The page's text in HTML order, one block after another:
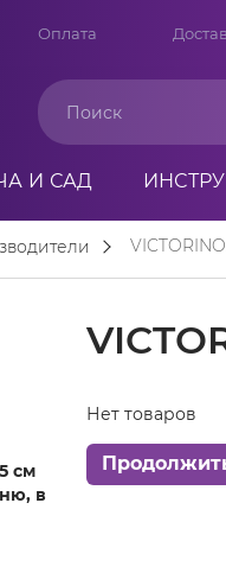
Оплата
И САД
см
в
Нет товаров